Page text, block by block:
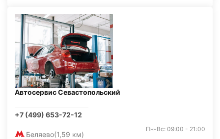
Автосервис Севастопольский
+7 (499) 653-72-12
Беляево(1,59 км)
Пн-Вс: 09:00 - 21:00